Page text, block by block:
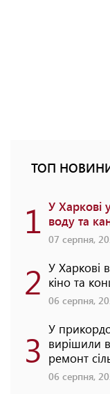
ТОП
1 У Харкові
воду та
07 серпня,
2 У Харкові
кіно та
06 серпня,
3 У
вирішили
ремонт
06 серпня,